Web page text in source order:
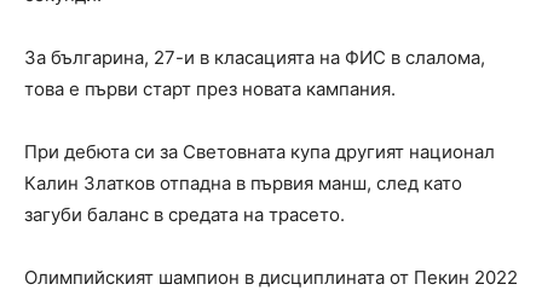
За българина, 27-и в класацията на ФИС в слалома,
това е първи старт през новата кампания.
При дебюта си за Световната купа другият национал
Калин Златков отпадна в първия манш, след като
загуби баланс в средата на трасето.
Олимпийският шампион в дисциплината от Пекин 2022